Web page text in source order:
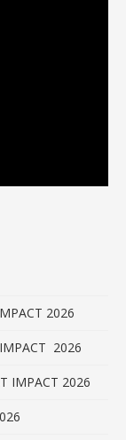
2026
2026
IMPACT 2026